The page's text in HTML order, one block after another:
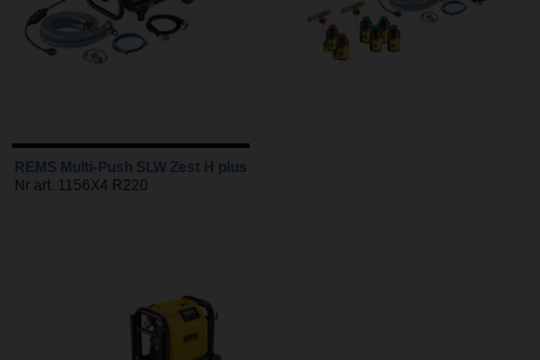
REMS Multi-Push SLW Zest H plus
Nr art. 1156X4 R220